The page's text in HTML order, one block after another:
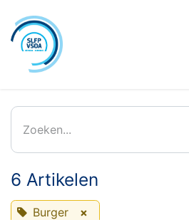
6 Artikelen
Burger ×